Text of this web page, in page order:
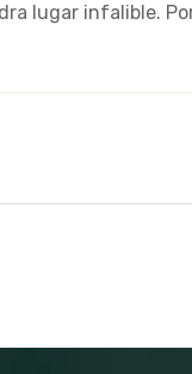
lugar infalible.